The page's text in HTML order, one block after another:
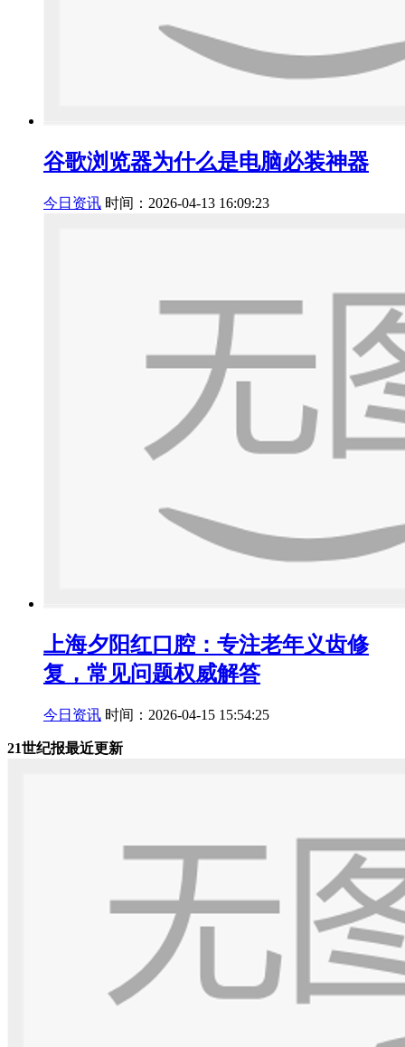
谷歌浏览器为什么是电脑必装神器
今日资讯 时间：2026-04-13 16:09:23
上海夕阳红口腔：专注老年义齿修
复，常见问题权威解答
今日资讯 时间：2026-04-15 15:54:25
21世纪报最近更新